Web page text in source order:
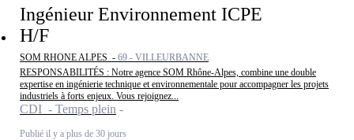
Ingénieur Environnement ICPE
H/F
SOM RHONE ALPES - 69 - VILLEURBANNE
RESPONSABILITÉS : Notre agence SOM Rhône-Alpes, combine une double
expertise en ingénierie technique et environnementale pour accompagner les projets
industriels à forts enjeux. Vous rejoignez...
CDI - Temps plein
Publié il y a plus de 30 jours